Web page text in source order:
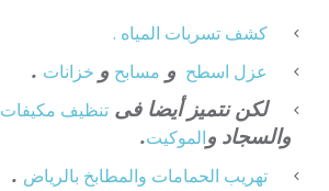
كشف تسربات المياه .
عزل اسطح و مسابح و خزانات .
لكن نتميز أيضا فى تنظيف مكيفات
والسجاد والموكيت.
تهريب الحمامات والمطابخ بالرياض .